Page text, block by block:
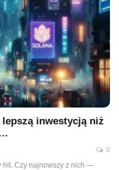
inwestycją niż
0
hit. Czy najnowszy z nich —